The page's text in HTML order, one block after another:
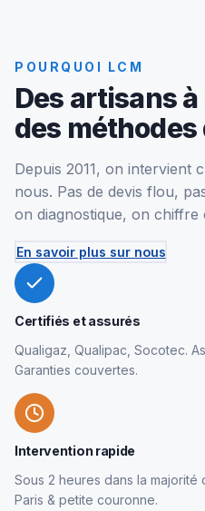
POURQUOI LCM
Des artisans à
des méthodes
Depuis 2011, on intervient
nous. Pas de devis flou,
on diagnostique, on
En savoir plus sur nous
Certifiés et assurés
Qualigaz, Qualipac, Socotec.
Garanties couvertes.
Intervention rapide
Sous 2 heures dans la
Paris & petite couronne.